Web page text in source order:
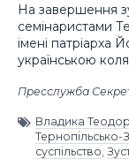
На завершення
семінаристами
імені патріарха
українською
Пресслужба
Владика
Тернопільсько-
суспільство